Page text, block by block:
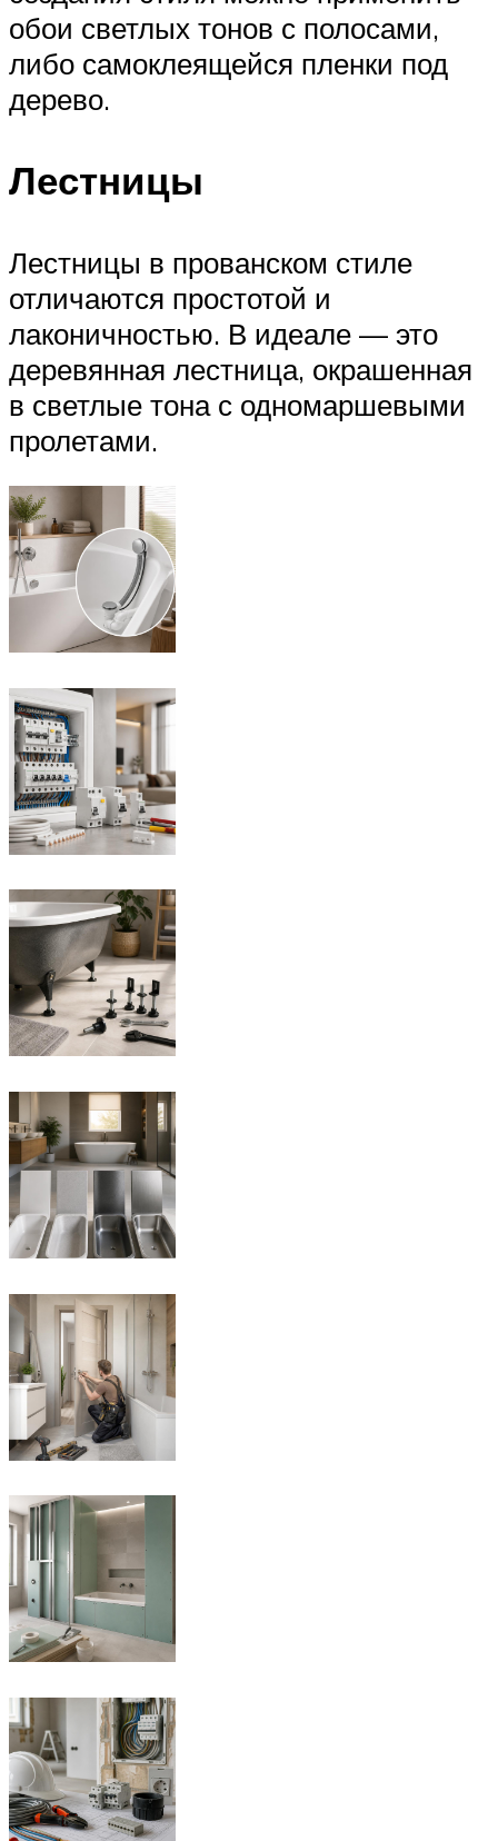
обои светлых тонов с полосами,
либо самоклеящейся пленки под
дерево.
Лестницы
Лестницы в прованском стиле
отличаются простотой и
лаконичностью. В идеале — это
деревянная лестница, окрашенная
в светлые тона с одномаршевыми
пролетами.